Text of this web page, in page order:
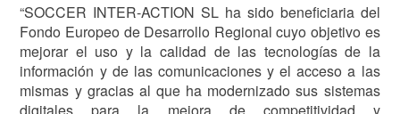
“SOCCER INTER-ACTION SL ha sido beneficiaria del
Fondo Europeo de Desarrollo Regional cuyo objetivo es
mejorar el uso y la calidad de las tecnologías de la
información y de las comunicaciones y el acceso a las
mismas y gracias al que ha modernizado sus sistemas
digitales para la mejora de competitividad y